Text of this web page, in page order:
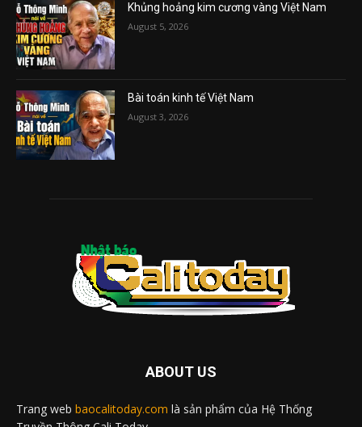
Khủng hoảng kim cương vàng Việt Nam
August 5, 2026
Bài toán kinh tế Việt Nam
August 3, 2026
ABOUT US
Trang web baocalitoday.com là sản phẩm của Hệ Thống